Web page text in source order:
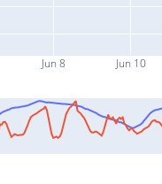
Jun 8 Jun 10